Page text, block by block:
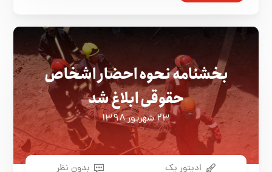
بخشنامه نحوه احضار اشخاص
حقوقی ابلاغ شد
۲۳ شهریور ۱۳۹۸
ادیتور یک بدون نظر